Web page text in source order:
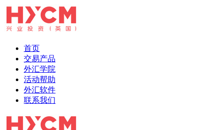
首页
交易产品
外汇学院
活动帮助
外汇软件
联系我们